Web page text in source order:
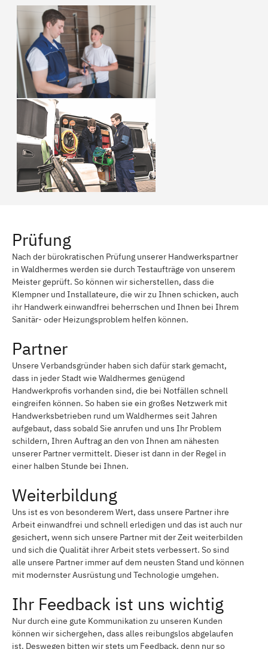
Prüfung
Nach der bürokratischen Prüfung unserer Handwerkspartner
in Waldhermes werden sie durch Testaufträge von unserem
Meister geprüft. So können wir sicherstellen, dass die
Klempner und Installateure, die wir zu Ihnen schicken, auch
ihr Handwerk einwandfrei beherrschen und Ihnen bei Ihrem
Sanitär- oder Heizungsproblem helfen können.
Partner
Unsere Verbandsgründer haben sich dafür stark gemacht,
dass in jeder Stadt wie Waldhermes genügend
Handwerkprofis vorhanden sind, die bei Notfällen schnell
eingreifen können. So haben sie ein großes Netzwerk mit
Handwerksbetrieben rund um Waldhermes seit Jahren
aufgebaut, dass sobald Sie anrufen und uns Ihr Problem
schildern, Ihren Auftrag an den von Ihnen am nähesten
unserer Partner vermittelt. Dieser ist dann in der Regel in
einer halben Stunde bei Ihnen.
Weiterbildung
Uns ist es von besonderem Wert, dass unsere Partner ihre
Arbeit einwandfrei und schnell erledigen und das ist auch nur
gesichert, wenn sich unsere Partner mit der Zeit weiterbilden
und sich die Qualität ihrer Arbeit stets verbessert. So sind
alle unsere Partner immer auf dem neusten Stand und können
mit modernster Ausrüstung und Technologie umgehen.
Ihr Feedback ist uns wichtig
Nur durch eine gute Kommunikation zu unseren Kunden
können wir sichergehen, dass alles reibungslos abgelaufen
ist. Deswegen bitten wir stets um Feedback, denn nur so